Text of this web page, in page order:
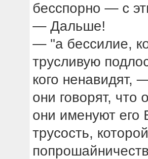
бесспорно — с
— Дальше!
— "а бессилие,
трусливую
кого ненавидят,
они говорят,
они именуют его
трусость,